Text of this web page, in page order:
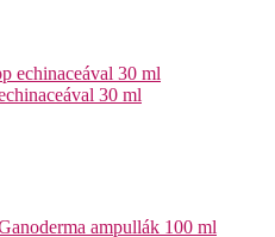
30 ml